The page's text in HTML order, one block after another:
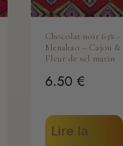
Chocolat noir 63% –
Menakao – Cajou &
Fleur de sel marin
6.50 €
Lire la